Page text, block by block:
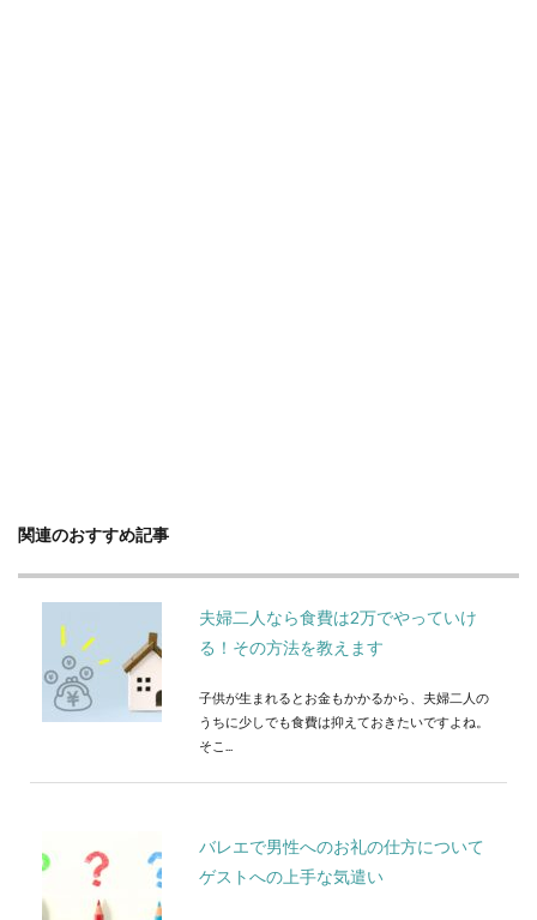
関連のおすすめ記事
夫婦二人なら食費は2万でやっていけ
る！その方法を教えます
子供が生まれるとお金もかかるから、夫婦二人の
うちに少しでも食費は抑えておきたいですよね。
そこ...
バレエで男性へのお礼の仕方について
ゲストへの上手な気遣い